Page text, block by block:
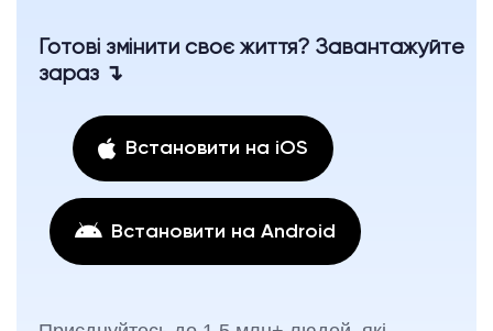
Готові змінити своє життя? Завантажуйте
зараз ↴
Встановити на iOS
Встановити на Android